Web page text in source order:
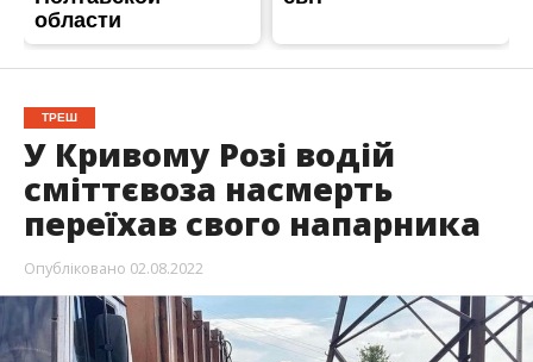
ТРЕШ
У Кривому Розі водій
сміттєвоза насмерть
переїхав свого напарника
Опубліковано 02.08.2022